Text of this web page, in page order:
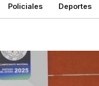
Policiales Deportes